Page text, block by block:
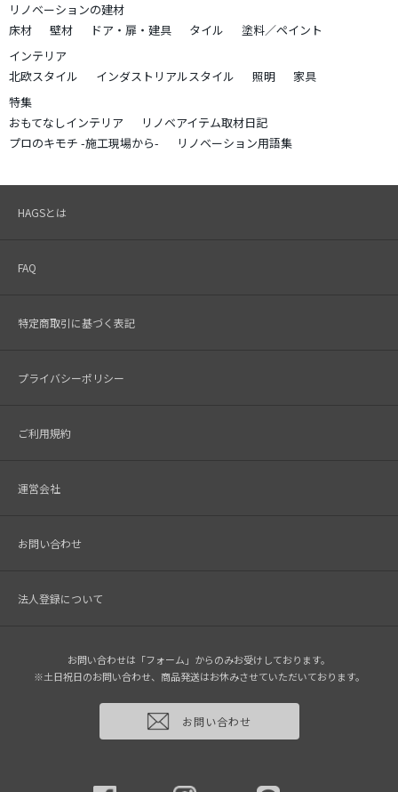
リノベーションの建材
床材
壁材 ドア・扉・建具 タイル
塗料／ペイント
インテリア
北欧スタイル
インダストリアルスタイル 照明
家具
特集
おもてなしインテリア
リノベアイテム取材日記
プロのキモチ -施工現場から-
リノベーション用語集
HAGSとは
FAQ
特定商取引に基づく表記
プライバシーポリシー
ご利用規約
運営会社
お問い合わせ
法人登録について
お問い合わせは「フォーム」からのみお受けしております。
※土日祝日のお問い合わせ、商品発送はお休みさせていただいております。
お問い合わせ